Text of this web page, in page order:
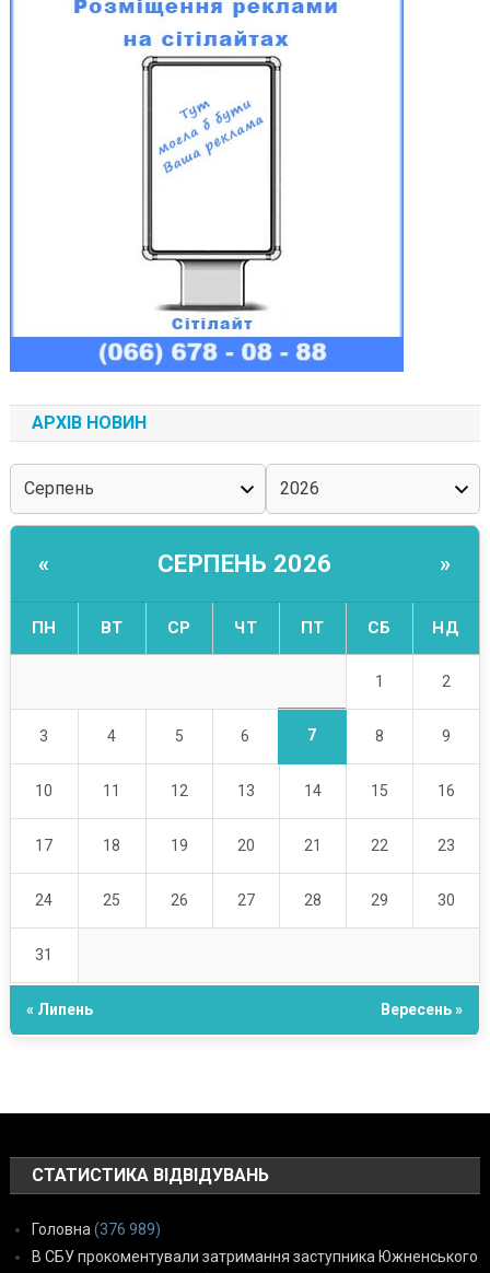
АРХІВ НОВИН
« СЕРПЕНЬ 2026 »
ПН ВТ СР ЧТ ПТ СБ НД
1 2
3 4 5 6 7 8 9
10 11 12 13 14 15 16
17 18 19 20 21 22 23
24 25 26 27 28 29 30
31
« Липень Вересень »
СТАТИСТИКА ВІДВІДУВАНЬ
Головна (376 989)
В СБУ прокоментували затримання заступника Южненського